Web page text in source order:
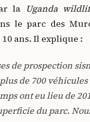
la Uganda
le parc des
ans. Il explique :
de prospection
de 700 véhicules
ont eu lieu de
du parc.